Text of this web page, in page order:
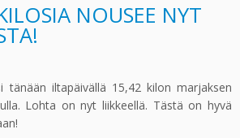
NOUSEE NYT
tänään iltapäivällä 15,42 kilon marjaksen
Lohta on nyt liikkeellä. Tästä on hyvä